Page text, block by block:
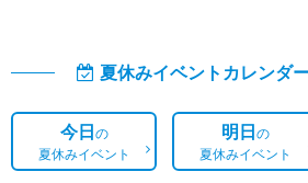
夏休みイベントカレンダ
今日の
夏休みイベント
明日の
夏休みイベント